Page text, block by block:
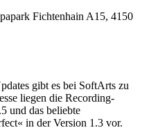
Fichtenhain A15, 4150
gibt es bei SoftArts zu
liegen die Recording-
und das beliebte
in der Version 1.3 vor.